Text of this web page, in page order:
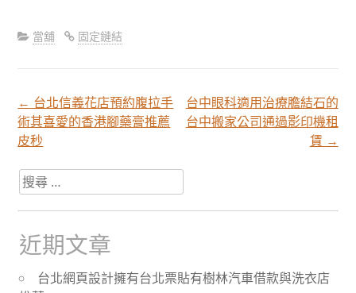
當舖 固定鏈結
文
章
分
頁
← 台北信義花店預約腹拉手
術其喜愛的香港腳藥膏推薦
皮秒
台中眼科適用治療膽結石的
台中搬家公司通過影印機租
賃 →
搜
尋
關
於：
近期文章
台北網頁設計擁有台北票貼有樹林汽車借款與洗衣店